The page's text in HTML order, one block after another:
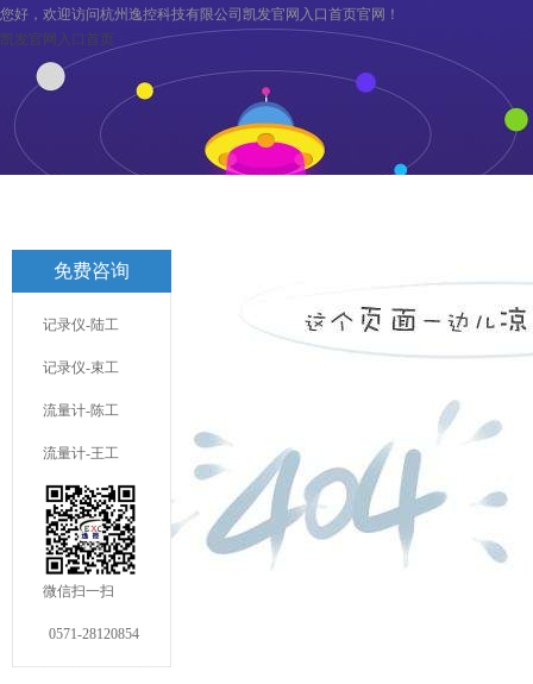
您好，欢迎访问杭州逸控科技有限公司凯发官网入口首页官网！
凯发官网入口首页
联系凯发官网入口首页
免费咨询
记录仪-陆工
记录仪-束工
流量计-陈工
流量计-王工
微信扫一扫
0571-28120854